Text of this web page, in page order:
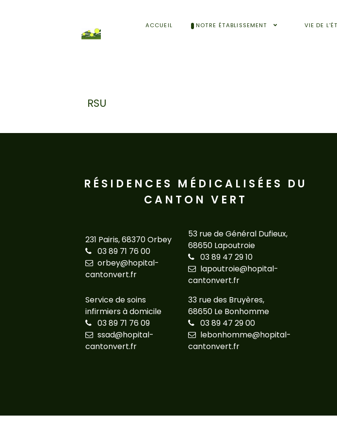
ACCUEIL NOTRE ÉTABLISSEMENT VIE DE
RSU
RÉSIDENCES MÉDICALISÉES DU
CANTON VERT
231 Pairis,68370 Orbey
03 89 71 76 00
orbey@hopital-
cantonvert.fr
53 rue de Général Dufieux,
68650 Lapoutroie
03 89 47 29 10
lapoutroie@hopital-
cantonvert.fr
Service de soins
infirmiers à domicile
03 89 71 76 09
ssad@hopital-
cantonvert.fr
33 rue des Bruyères,
68650 Le Bonhomme
03 89 47 29 00
lebonhomme@hopital-
cantonvert.fr